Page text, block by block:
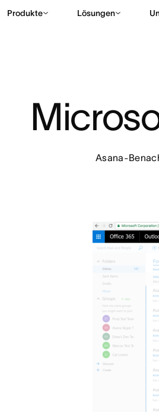
Produkte Lösungen
Asana-